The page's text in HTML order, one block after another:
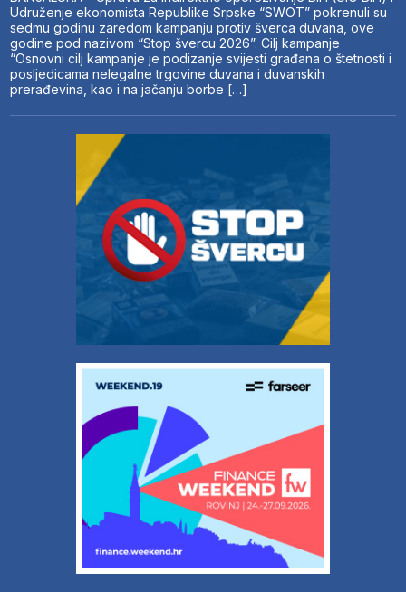
Udruženje ekonomista Republike Srpske “SWOT” pokrenuli su
sedmu godinu zaredom kampanju protiv šverca duvana, ove
godine pod nazivom “Stop švercu 2026”. Cilj kampanje
“Osnovni cilj kampanje je podizanje svijesti građana o štetnosti i
posljedicama nelegalne trgovine duvana i duvanskih
prerađevina, kao i na jačanju borbe […]